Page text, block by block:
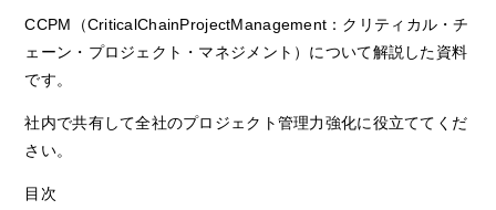
CCPM（CriticalChainProjectManagement：クリティカル・チ
ェーン・プロジェクト・マネジメント）について解説した資料
です。
社内で共有して全社のプロジェクト管理力強化に役立ててくだ
さい。
目次